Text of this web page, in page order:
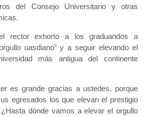
del Consejo Universitario y otras
rector exhortó a los graduandos a
uasdiano” y a seguir elevando el
más antigua del continente
es grande gracias a ustedes, porque
egresados los que elevan el prestigio
dónde vamos a elevar el orgullo